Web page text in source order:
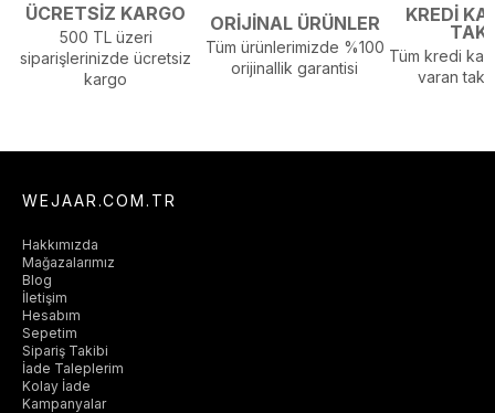
ÜCRETSİZ KARGO
500 TL üzeri
siparişlerinizde ücretsiz
kargo
ORİJİNAL ÜRÜNLER
Tüm ürünlerimizde %100
orijinallik garantisi
KREDİ
Tüm kredi
varan
WEJAAR.COM.TR
Hakkımızda
Mağazalarımız
Blog
İletişim
Hesabım
Sepetim
Sipariş Takibi
İade Taleplerim
Kolay İade
Kampanyalar